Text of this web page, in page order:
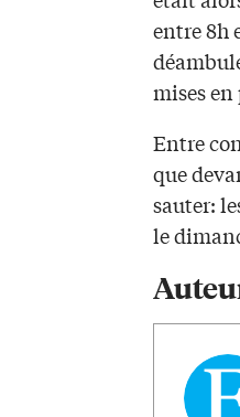
entre 8h
mises en
Entre
que
sauter:
le